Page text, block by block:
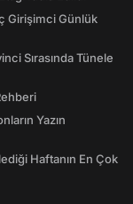
Girişimci Günlük
Sırasında Tünele
Yazın
Haftanın En Çok